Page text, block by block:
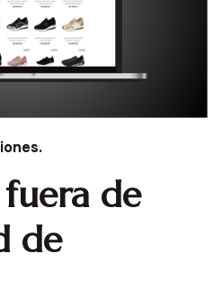
fuera de
de